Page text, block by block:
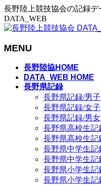
長野陸上競技協会の記録
DATA_WEB
MENU
長野陸協HOME
DATA_WEB HOME
長野県記録
長野県記録/男子
長野県記録/女子
長野県記録/男女
長野県高校生記
長野県高校生記
長野県中学生記
長野県中学生記
長野県小学生記
長野県小学生記